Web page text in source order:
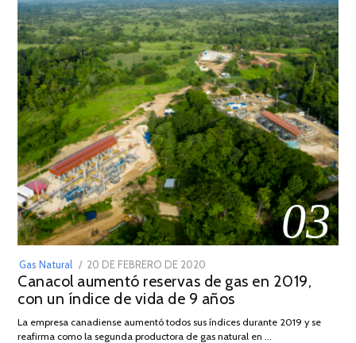
03
Gas Natural
POSTED
ON
20 DE FEBRERO DE 2020
DE
JULIO
2025
Canacol aumentó reservas de gas en 2019,
con un índice de vida de 9 años
La empresa canadiense aumentó todos sus índices durante 2019 y se
reafirma como la segunda productora de gas natural en …